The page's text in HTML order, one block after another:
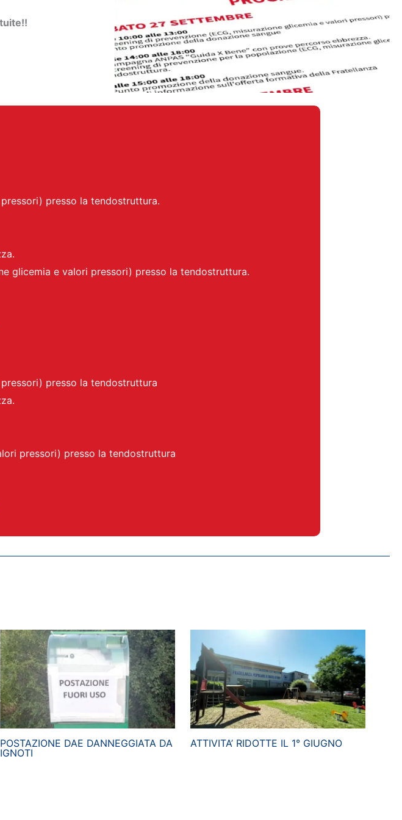
presso la tendostruttura.
glicemia e valori pressori) presso la tendostruttura.
presso la tendostruttura
pressori) presso la tendostruttura
POSTAZIONE DAE DANNEGGIATA DA
IGNOTI
ATTIVITA’ RIDOTTE IL 1° GIUGNO